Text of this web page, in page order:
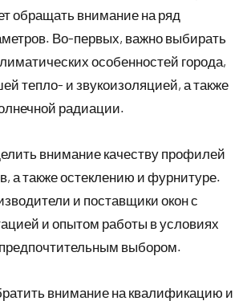
обращать внимание на ряд
Во-первых, важно выбирать
особенностей города,
тепло- и звукоизоляцией, а также
радиации.
внимание качеству профилей
а также остеклению и фурнитуре.
и поставщики окон с
и опытом работы в условиях
выбором.
внимание на квалификацию и